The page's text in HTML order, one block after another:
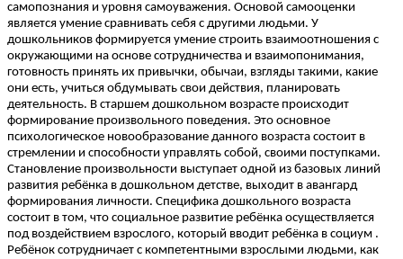
самопознания и уровня самоуважения. Основой самооценки
является умение сравнивать себя с другими людьми. У
дошкольников формируется умение строить взаимоотношения с
окружающими на основе сотрудничества и взаимопонимания,
готовность принять их привычки, обычаи, взгляды такими, какие
они есть, учиться обдумывать свои действия, планировать
деятельность. В старшем дошкольном возрасте происходит
формирование произвольного поведения. Это основное
психологическое новообразование данного возраста состоит в
стремлении и способности управлять собой, своими поступками.
Становление произвольности выступает одной из базовых линий
развития ребёнка в дошкольном детстве, выходит в авангард
формирования личности. Специфика дошкольного возраста
состоит в том, что социальное развитие ребёнка осуществляется
под воздействием взрослого, который вводит ребёнка в социум .
Ребёнок сотрудничает с компетентными взрослыми людьми, как